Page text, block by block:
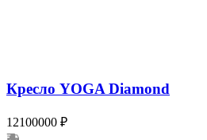
Кресло YOGA Diamond
12100000 ₽